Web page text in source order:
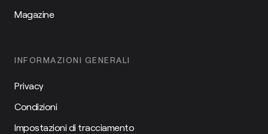
Magazine
INFORMAZIONI GENERALI
Privacy
Condizioni
Impostazioni di tracciamento